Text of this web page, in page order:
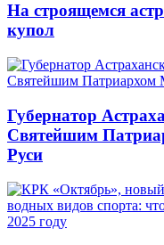
На строящемся
купол
Губернатор
Святейшим
Руси